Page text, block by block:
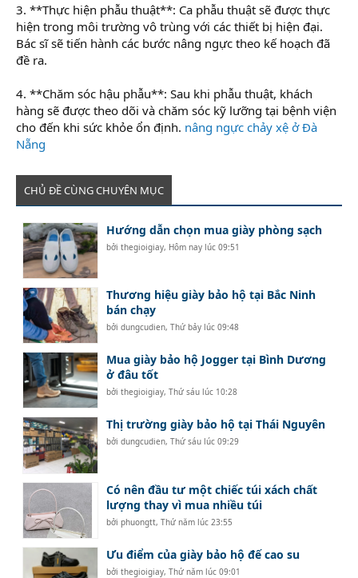
3. **Thực hiện phẫu thuật**: Ca phẫu thuật sẽ được thực
hiện trong môi trường vô trùng với các thiết bị hiện đại.
Bác sĩ sẽ tiến hành các bước nâng ngực theo kế hoạch đã
đề ra.
4. **Chăm sóc hậu phẫu**: Sau khi phẫu thuật, khách
hàng sẽ được theo dõi và chăm sóc kỹ lưỡng tại bệnh viện
cho đến khi sức khỏe ổn định. nâng ngực chảy xệ ở Đà
Nẵng
CHỦ ĐỀ CÙNG CHUYÊN MỤC
Hướng dẫn chọn mua giày phòng sạch
bởithegioigiay, Hôm nay lúc 09:51
Thương hiệu giày bảo hộ tại Bắc Ninh
bán chạy
bởidungcudien,Thứ bảy lúc 09:48
Mua giày bảo hộ Jogger tại Bình Dương
ở đâu tốt
bởithegioigiay,Thứ sáu lúc 10:28
Thị trường giày bảo hộ tại Thái Nguyên
bởidungcudien,Thứ sáu lúc 09:29
Có nên đầu tư một chiếc túi xách chất
lượng thay vì mua nhiều túi
bởiphuongtt,Thứ năm lúc 23:55
Ưu điểm của giày bảo hộ đế cao su
bởithegioigiay,Thứ năm lúc 09:01